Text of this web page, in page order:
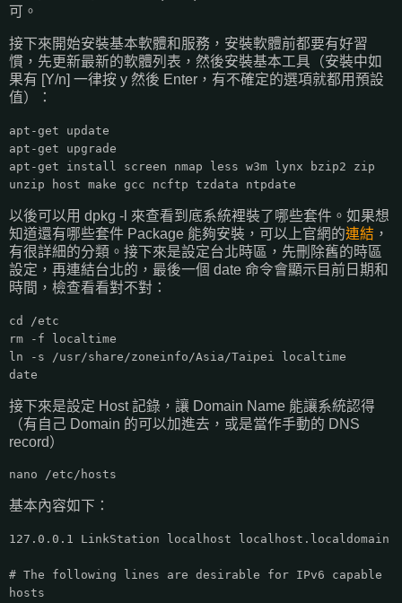
可。
接下來開始安裝基本軟體和服務，安裝軟體前都要有好習
慣，先更新最新的軟體列表，然後安裝基本工具（安裝中如
果有 [Y/n] 一律按 y 然後 Enter，有不確定的選項就都用預設
值）：
apt-get update
apt-get upgrade
apt-get install screen nmap less w3m lynx bzip2 zip
unzip host make gcc ncftp tzdata ntpdate
以後可以用 dpkg -l 來查看到底系統裡裝了哪些套件。如果想
知道還有哪些套件 Package 能夠安裝，可以上官網的連結 ，
有很詳細的分類。接下來是設定台北時區，先刪除舊的時區
設定，再連結台北的，最後一個 date 命令會顯示目前日期和
時間，檢查看看對不對：
cd /etc
rm -f localtime
ln -s /usr/share/zoneinfo/Asia/Taipei localtime
date
接下來是設定 Host 記錄，讓 Domain Name 能讓系統認得
（有自己 Domain 的可以加進去，或是當作手動的 DNS
record）
nano /etc/hosts
基本內容如下：
127.0.0.1 LinkStation localhost localhost.localdomain
# The following lines are desirable for IPv6 capable
hosts